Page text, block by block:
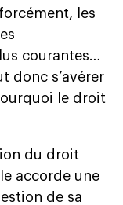
les
courantes…
donc s’avérer
le droit
du droit
accorde une
de sa